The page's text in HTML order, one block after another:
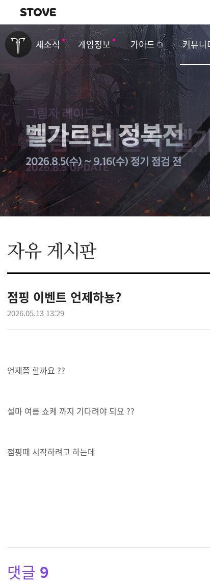
내비게이션
새소식 게임정보 가이드 커뮤니
벤
트
&
업
데
이
점핑 이벤트 언제하뇽?
2026.05.13 13:29
언제쯤 할까요 ??
설마 여름 쇼케 까지 기다려야 되요 ??
점핑때 시작하려고 하는데
댓글 9